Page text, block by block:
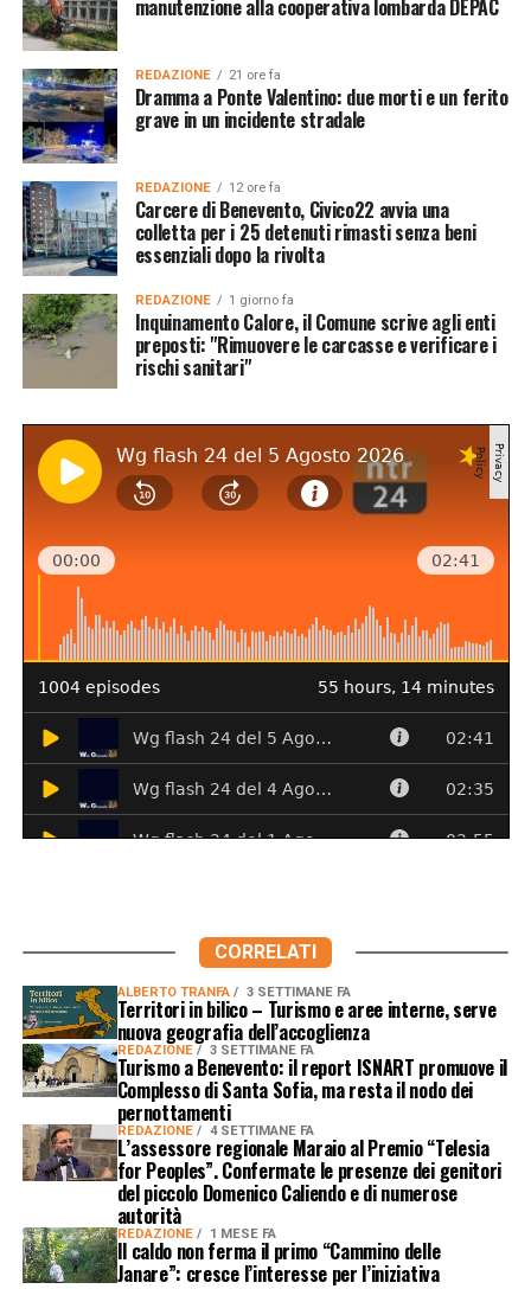
manutenzione alla cooperativa lombarda DEPAC
REDAZIONE 21 ore fa
Dramma a Ponte Valentino: due morti e un ferito
grave in un incidente stradale
REDAZIONE 12 ore fa
Carcere di Benevento, Civico22 avvia una
colletta per i 25 detenuti rimasti senza beni
essenziali dopo la rivolta
REDAZIONE 1 giorno fa
Inquinamento Calore, il Comune scrive agli enti
preposti: "Rimuovere le carcasse e verificare i
rischi sanitari"
CORRELATI
ALBERTO TRANFA 3 SETTIMANE FA
Territori in bilico – Turismo e aree interne, serve
nuova geografia dell’accoglienza
REDAZIONE 3 SETTIMANE FA
Turismo a Benevento: il report ISNART promuove il
Complesso di Santa Sofia, ma resta il nodo dei
pernottamenti
REDAZIONE 4 SETTIMANE FA
L’assessore regionale Maraio al Premio “Telesia
for Peoples”. Confermate le presenze dei genitori
del piccolo Domenico Caliendo e di numerose
autorità
REDAZIONE 1 MESE FA
Il caldo non ferma il primo “Cammino delle
Janare”: cresce l’interesse per l’iniziativa